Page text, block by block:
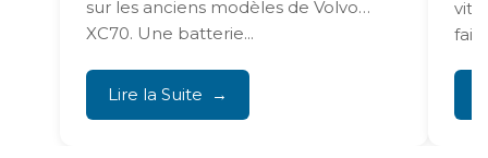
sur les anciens modèles de Volvo
XC70. Une batterie...
Lire la Suite